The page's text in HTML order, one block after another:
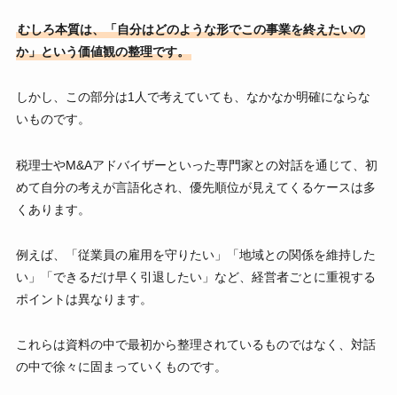
むしろ本質は、「自分はどのような形でこの事業を終えたいの
か」という価値観の整理です。
しかし、この部分は1人で考えていても、なかなか明確にならな
いものです。
税理士やM&Aアドバイザーといった専門家との対話を通じて、初
めて自分の考えが言語化され、優先順位が見えてくるケースは多
くあります。
例えば、「従業員の雇用を守りたい」「地域との関係を維持した
い」「できるだけ早く引退したい」など、経営者ごとに重視する
ポイントは異なります。
これらは資料の中で最初から整理されているものではなく、対話
の中で徐々に固まっていくものです。